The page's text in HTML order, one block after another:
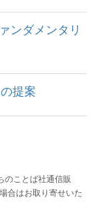
ンダメンタリ
提案
のことば社通信販
合はお取り寄せいた